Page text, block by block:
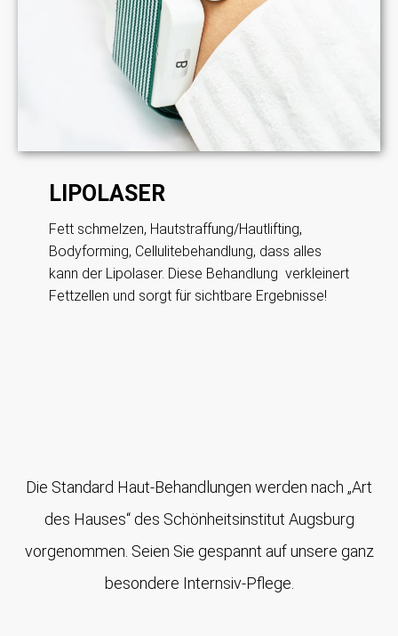
LIPOLASER
Fett schmelzen, Hautstraffung/Hautlifting,
Bodyforming, Cellulitebehandlung, dass alles
kann der Lipolaser. Diese Behandlung verkleinert
Fettzellen und sorgt für sichtbare Ergebnisse!
Die Standard Haut-Behandlungen werden nach „Art
des Hauses“ des Schönheitsinstitut Augsburg
vorgenommen. Seien Sie gespannt auf unsere ganz
besondere Internsiv-Pflege.